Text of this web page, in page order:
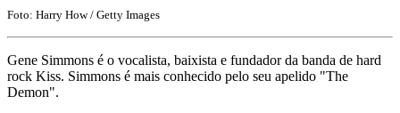
Foto: Harry How / Getty Images
Gene Simmons é o vocalista, baixista e fundador da banda de hard
rock Kiss. Simmons é mais conhecido pelo seu apelido "The
Demon".